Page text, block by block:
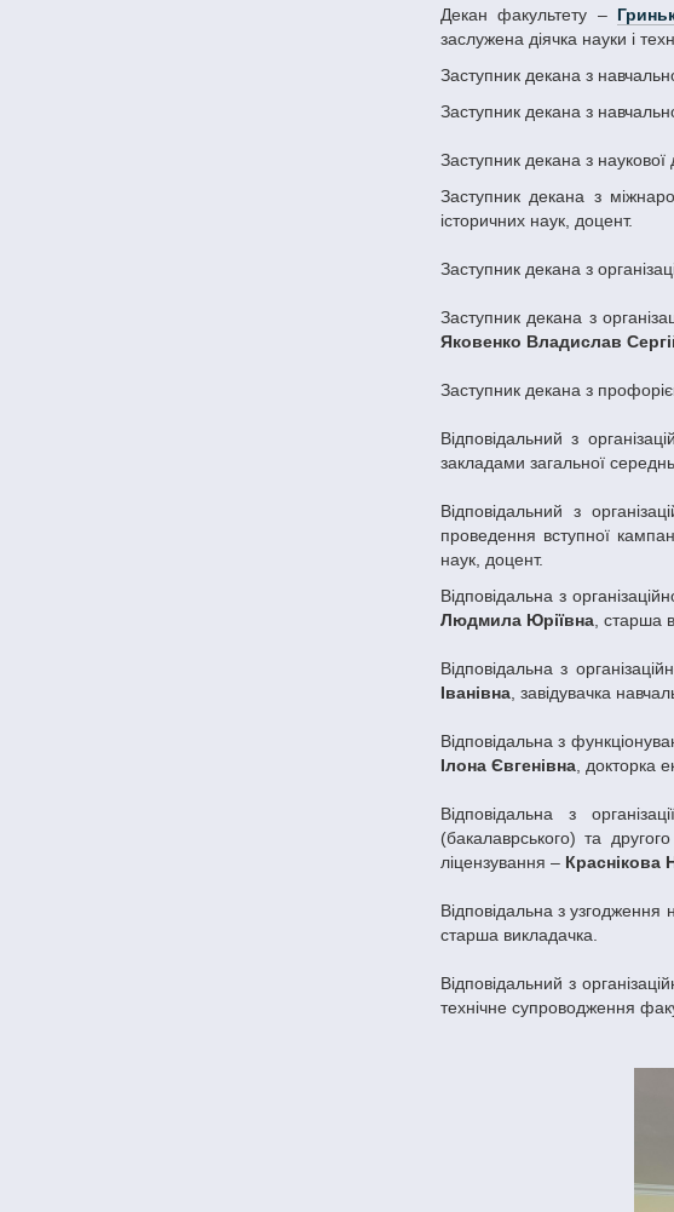
Декан факультету –
заслужена діячка науки і
Заступник декана з
Заступник декана з
Заступник декана з наукової
Заступник декана з
історичних наук, доцент.
Заступник декана з
Заступник декана з
Яковенко Владислав
Заступник декана з
Відповідальний з
закладами загальної
Відповідальний з
проведення вступної
наук, доцент.
Відповідальна з
Людмила Юріївна, старша
Відповідальна з
Іванівна, завідувачка
Відповідальна з
Ілона Євгенівна, докторка
Відповідальна з
(бакалаврського) та
ліцензування – Краснікова
Відповідальна з узгодження
старша викладачка.
Відповідальний з
технічне супроводження